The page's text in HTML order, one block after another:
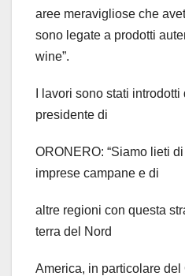
aree meravigliose che
sono legate a prodotti
wine”.
I lavori sono stati
presidente di
ORONERO: “Siamo lieti
imprese campane e di
altre regioni con questa
terra del Nord
America, in particolare del